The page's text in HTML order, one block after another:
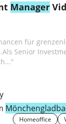
Manager
für
Homeoffice